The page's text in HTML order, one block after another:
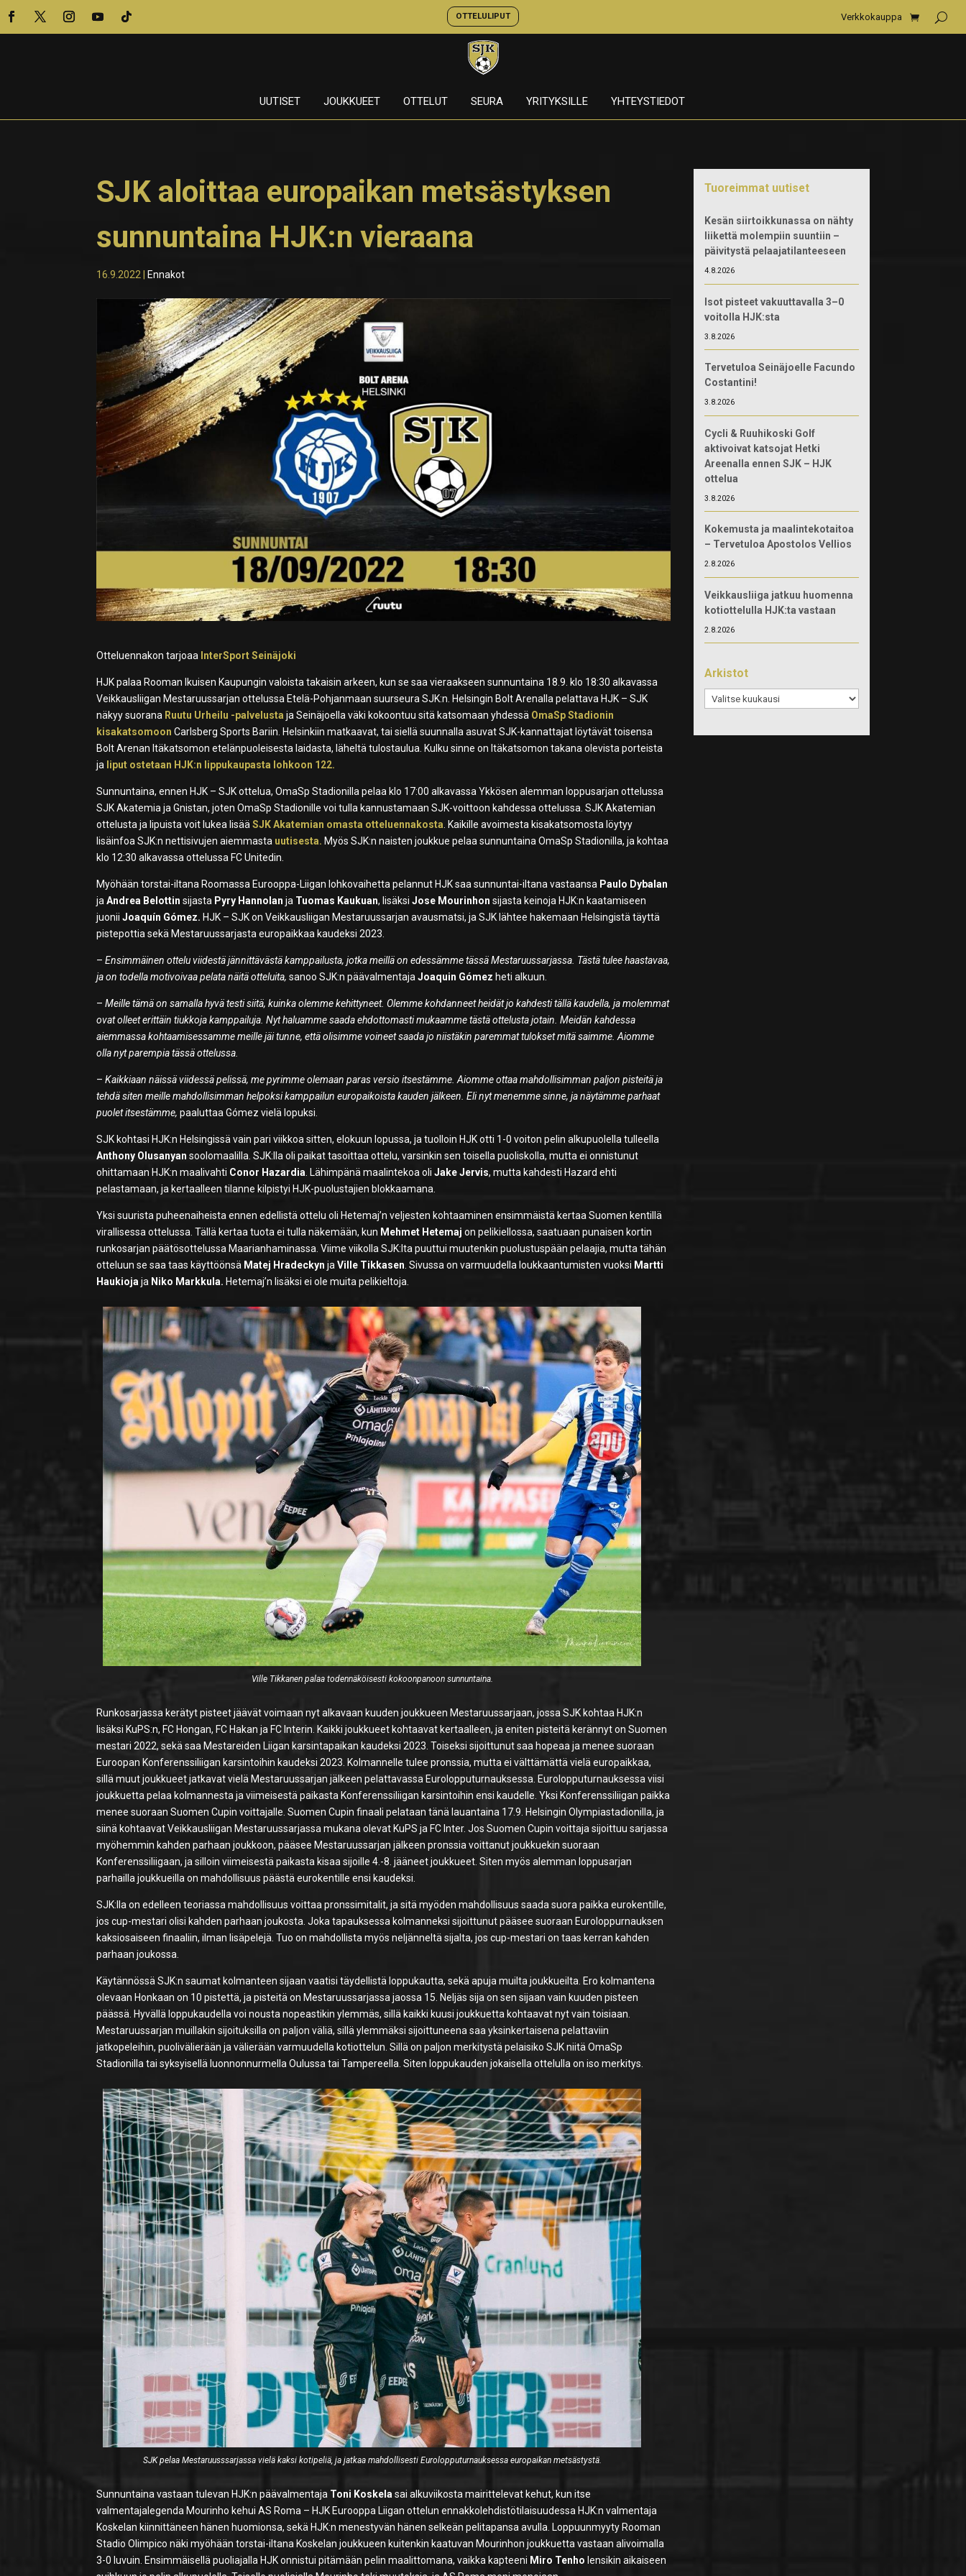
OTTELULIPUT Verkkokauppa
UUTISET JOUKKUEET OTTELUT SEURA YRITYKSILLE YHTEYSTIEDOT
SJK aloittaa europaikan metsästyksen
sunnuntaina HJK:n vieraana
16.9.2022 Ennakot
Otteluennakon tarjoaa InterSport Seinäjoki
HJK palaa Rooman Ikuisen Kaupungin valoista takaisin arkeen, kun se saa vieraakseen sunnuntaina 18.9. klo 18:30 alkavassa
Veikkausliigan Mestaruussarjan ottelussa Etelä-Pohjanmaan suurseura SJK:n. Helsingin Bolt Arenalla pelattava HJK – SJK
näkyy suorana Ruutu Urheilu -palvelusta ja Seinäjoella väki kokoontuu sitä katsomaan yhdessä OmaSp Stadionin
kisakatsomoon Carlsberg Sports Bariin. Helsinkiin matkaavat, tai siellä suunnalla asuvat SJK-kannattajat löytävät toisensa
Bolt Arenan Itäkatsomon etelänpuoleisesta laidasta, läheltä tulostaulua. Kulku sinne on Itäkatsomon takana olevista porteista
ja liput ostetaan HJK:n lippukaupasta lohkoon 122.
Sunnuntaina, ennen HJK – SJK ottelua, OmaSp Stadionilla pelaa klo 17:00 alkavassa Ykkösen alemman loppusarjan ottelussa
SJK Akatemia ja Gnistan, joten OmaSp Stadionille voi tulla kannustamaan SJK-voittoon kahdessa ottelussa. SJK Akatemian
ottelusta ja lipuista voit lukea lisääSJK Akatemian omasta otteluennakosta. Kaikille avoimesta kisakatsomosta löytyy
lisäinfoa SJK:n nettisivujen aiemmasta uutisesta. Myös SJK:n naisten joukkue pelaa sunnuntaina OmaSp Stadionilla, ja kohtaa
klo 12:30 alkavassa ottelussa FC Unitedin.
Myöhään torstai-iltana Roomassa Eurooppa-Liigan lohkovaihetta pelannut HJK saa sunnuntai-iltana vastaansa Paulo Dybalan
jaAndrea Belottin sijasta Pyry Hannolan ja Tuomas Kaukuan, lisäksiJose Mourinhon sijasta keinoja HJK:n kaatamiseen
juoniiJoaquín Gómez. HJK – SJK on Veikkausliigan Mestaruussarjan avausmatsi, ja SJK lähtee hakemaan Helsingistä täyttä
pistepottia sekä Mestaruussarjasta europaikkaa kaudeksi 2023.
–Ensimmäinen ottelu viidestä jännittävästä kamppailusta, jotka meillä on edessämme tässä Mestaruussarjassa. Tästä tulee haastavaa,
ja on todella motivoivaa pelata näitä otteluita, sanoo SJK:n päävalmentajaJoaquin Gómez heti alkuun.
–Meille tämä on samalla hyvä testi siitä, kuinka olemme kehittyneet. Olemme kohdanneet heidät jo kahdesti tällä kaudella, ja molemmat
ovat olleet erittäin tiukkoja kamppailuja. Nyt haluamme saada ehdottomasti mukaamme tästä ottelusta jotain. Meidän kahdessa
aiemmassa kohtaamisessamme meille jäi tunne, että olisimme voineet saada jo niistäkin paremmat tulokset mitä saimme. Aiomme
olla nyt parempia tässä ottelussa.
–Kaikkiaan näissä viidessä pelissä, me pyrimme olemaan paras versio itsestämme. Aiomme ottaa mahdollisimman paljon pisteitä ja
tehdä siten meille mahdollisimman helpoksi kamppailun europaikoista kauden jälkeen. Eli nyt menemme sinne, ja näytämme parhaat
puolet itsestämme, paaluttaa Gómez vielä lopuksi.
SJK kohtasi HJK:n Helsingissä vain pari viikkoa sitten, elokuun lopussa, ja tuolloin HJK otti 1-0 voiton pelin alkupuolella tulleella
Anthony Olusanyan soolomaalilla. SJK:lla oli paikat tasoittaa ottelu, varsinkin sen toisella puoliskolla, mutta ei onnistunut
ohittamaan HJK:n maalivahti Conor Hazardia. Lähimpänä maalintekoa oliJake Jervis, mutta kahdesti Hazard ehti
pelastamaan, ja kertaalleen tilanne kilpistyi HJK-puolustajien blokkaamana.
Yksi suurista puheenaiheista ennen edellistä ottelu oli Hetemaj’n veljesten kohtaaminen ensimmäistä kertaa Suomen kentillä
virallisessa ottelussa. Tällä kertaa tuota ei tulla näkemään, kun Mehmet Hetemaj on pelikiellossa, saatuaan punaisen kortin
runkosarjan päätösottelussa Maarianhaminassa. Viime viikolla SJK:lta puuttui muutenkin puolustuspään pelaajia, mutta tähän
otteluun se saa taas käyttöönsä Matej Hradeckyn jaVille Tikkasen. Sivussa on varmuudella loukkaantumisten vuoksi Martti
Haukiojaja Niko Markkula. Hetemaj’n lisäksi ei ole muita pelikieltoja.
Ville Tikkanen palaa todennäköisesti kokoonpanoon sunnuntaina.
Runkosarjassa kerätyt pisteet jäävät voimaan nyt alkavaan kuuden joukkueen Mestaruussarjaan, jossa SJK kohtaa HJK:n
lisäksi KuPS:n, FC Hongan, FC Hakan ja FC Interin. Kaikki joukkueet kohtaavat kertaalleen, ja eniten pisteitä kerännyt on Suomen
mestari 2022, sekä saa Mestareiden Liigan karsintapaikan kaudeksi 2023. Toiseksi sijoittunut saa hopeaa ja menee suoraan
Euroopan Konferenssiliigan karsintoihin kaudeksi 2023. Kolmannelle tulee pronssia, mutta ei välttämättä vielä europaikkaa,
sillä muut joukkueet jatkavat vielä Mestaruussarjan jälkeen pelattavassa Eurolopputurnauksessa. Eurolopputurnauksessa viisi
joukkuetta pelaa kolmannesta ja viimeisestä paikasta Konferenssiliigan karsintoihin ensi kaudelle. Yksi Konferenssiliigan paikka
menee suoraan Suomen Cupin voittajalle. Suomen Cupin finaali pelataan tänä lauantaina 17.9. Helsingin Olympiastadionilla, ja
siinä kohtaavat Veikkausliigan Mestaruussarjassa mukana olevat KuPS ja FC Inter. Jos Suomen Cupin voittaja sijoittuu sarjassa
myöhemmin kahden parhaan joukkoon, pääsee Mestaruussarjan jälkeen pronssia voittanut joukkuekin suoraan
Konferenssiliigaan, ja silloin viimeisestä paikasta kisaa sijoille 4.-8. jääneet joukkueet. Siten myös alemman loppusarjan
parhailla joukkueilla on mahdollisuus päästä eurokentille ensi kaudeksi.
SJK:lla on edelleen teoriassa mahdollisuus voittaa pronssimitalit, ja sitä myöden mahdollisuus saada suora paikka eurokentille,
jos cup-mestari olisi kahden parhaan joukosta. Joka tapauksessa kolmanneksi sijoittunut pääsee suoraan Euroloppurnauksen
kaksiosaiseen finaaliin, ilman lisäpelejä. Tuo on mahdollista myös neljänneltä sijalta, jos cup-mestari on taas kerran kahden
parhaan joukossa.
Käytännössä SJK:n saumat kolmanteen sijaan vaatisi täydellistä loppukautta, sekä apuja muilta joukkueilta. Ero kolmantena
olevaan Honkaan on 10 pistettä, ja pisteitä on Mestaruussarjassa jaossa 15. Neljäs sija on sen sijaan vain kuuden pisteen
päässä. Hyvällä loppukaudella voi nousta nopeastikin ylemmäs, sillä kaikki kuusi joukkuetta kohtaavat nyt vain toisiaan.
Mestaruussarjan muillakin sijoituksilla on paljon väliä, sillä ylemmäksi sijoittuneena saa yksinkertaisena pelattaviin
jatkopeleihin, puolivälierään ja välierään varmuudella kotiottelun. Sillä on paljon merkitystä pelaisiko SJK niitä OmaSp
Stadionilla tai syksyisellä luonnonnurmella Oulussa tai Tampereella. Siten loppukauden jokaisella ottelulla on iso merkitys.
SJK pelaa Mestaruusssarjassa vielä kaksi kotipeliä, ja jatkaa mahdollisesti Eurolopputurnauksessa europaikan metsästystä.
Sunnuntaina vastaan tulevan HJK:n päävalmentaja Toni Koskela sai alkuviikosta mairittelevat kehut, kun itse
valmentajalegenda Mourinho kehui AS Roma – HJK Eurooppa Liigan ottelun ennakkolehdistötilaisuudessa HJK:n valmentaja
Koskelan kiinnittäneen hänen huomionsa, sekä HJK:n menestyvän hänen selkeän pelitapansa avulla. Loppuunmyyty Rooman
Stadio Olimpico näki myöhään torstai-iltana Koskelan joukkueen kuitenkin kaatuvan Mourinhon joukkuetta vastaan alivoimalla
3-0 luvuin. Ensimmäisellä puoliajalla HJK onnistui pitämään pelin maalittomana, vaikka kapteeni Miro Tenho lensikin aikaiseen
Tuoreimmat uutiset
Kesän siirtoikkunassa on nähty
liikettä molempiin suuntiin –
päivitystä pelaajatilanteeseen
4.8.2026
Isot pisteet vakuuttavalla 3–0
voitolla HJK:sta
3.8.2026
Tervetuloa Seinäjoelle Facundo
Costantini!
3.8.2026
Cycli & Ruuhikoski Golf
aktivoivat katsojat Hetki
Areenalla ennen SJK – HJK
ottelua
3.8.2026
Kokemusta ja maalintekotaitoa
– Tervetuloa Apostolos Vellios
2.8.2026
Veikkausliiga jatkuu huomenna
kotiottelulla HJK:ta vastaan
2.8.2026
Arkistot
Arkistot